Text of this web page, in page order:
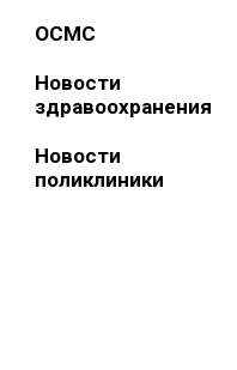
ОСМС
Новости
здравоохранения
Новости
поликлиники